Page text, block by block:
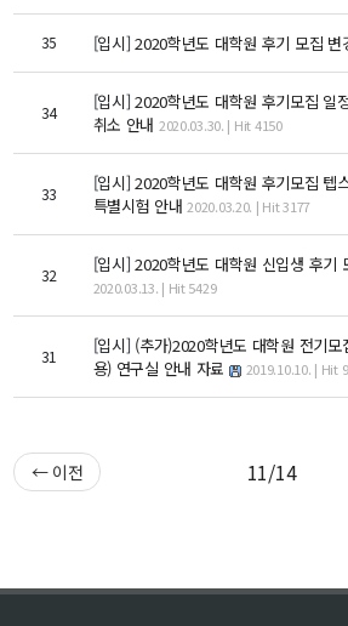
교과과정
교과목이수규정
교과과정
교과목이수규정
연합전공 인공지능 반도체공학
연합전공 인공지능
연합전공 지능형 통신
협동과정 인공지능
해동학술정보
공지사항
보유도서
35 [입시] 2020학년도 대학원 후기 모집 변
34 [입시] 2020학년도 대학원 후기모집 일
취소 안내 2020.03.30. | Hit 4150
33 [입시] 2020학년도 대학원 후기모집 텝
특별시험 안내 2020.03.20. | Hit 3177
32 [입시] 2020학년도 대학원 신입생 후기
2020.03.13. | Hit 5429
31 [입시] (추가)2020학년도 대학원 전기
용) 연구실 안내 자료
2019.10.10. | Hit
← 이전 11/14